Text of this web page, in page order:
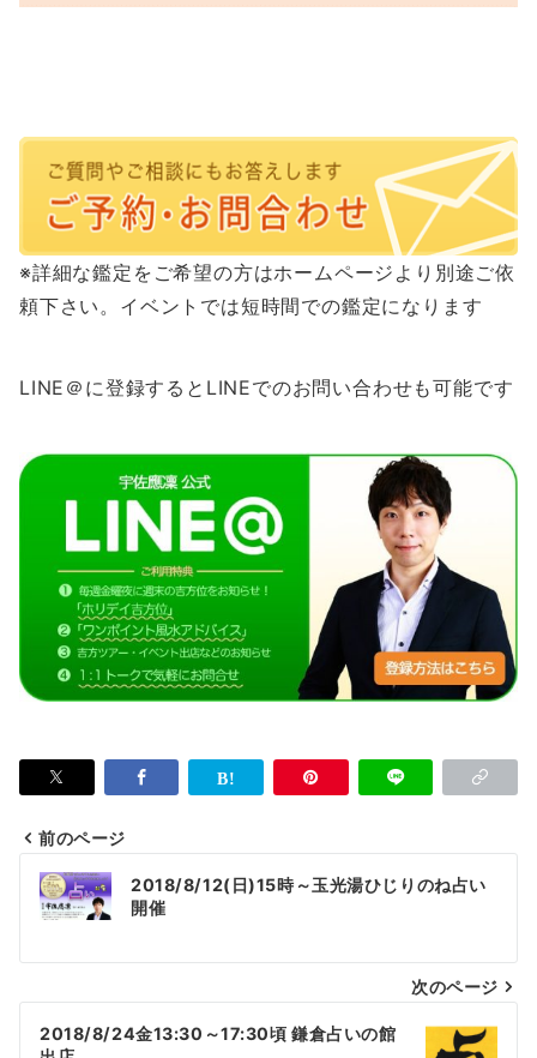
※詳細な鑑定をご希望の方はホームページより別途ご依
頼下さい。イベントでは短時間での鑑定になります
LINE＠に登録するとLINEでのお問い合わせも可能です
投
稿
ナ
ビ
ゲ
前のページ
2018/8/12(日)15時～玉光湯ひじりのね占い
開催
次のページ
2018/8/24金13:30～17:30頃 鎌倉占いの館